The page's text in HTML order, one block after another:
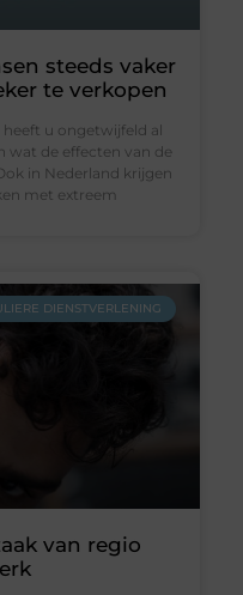
steeds vaker
te verkopen
u ongetwijfeld al
wat de effecten van de
in Nederland krijgen
met extreem
DIENSTVERLENING
van regio